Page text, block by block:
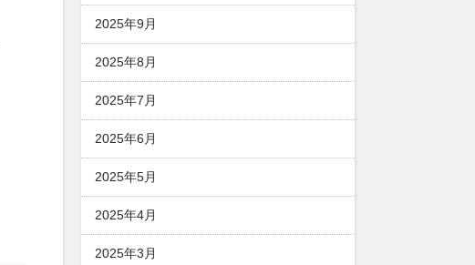
2025年9月
2025年8月
2025年7月
2025年6月
2025年5月
2025年4月
2025年3月